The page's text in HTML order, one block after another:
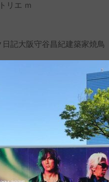
リエ ｍ
日記大阪守谷昌紀建築家焼鳥